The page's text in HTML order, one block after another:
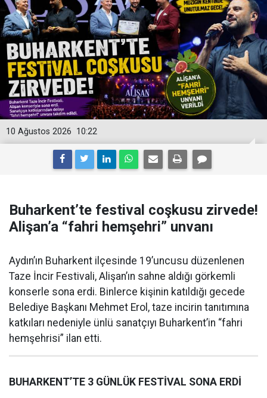
10:22
10 Ağustos 2026
Buharkent’te festival coşkusu zirvede!
Alişan’a “fahri hemşehri” unvanı
Aydın’ın Buharkent ilçesinde 19’uncusu düzenlenen
Taze İncir Festivali, Alişan’ın sahne aldığı görkemli
konserle sona erdi. Binlerce kişinin katıldığı gecede
Belediye Başkanı Mehmet Erol, taze incirin tanıtımına
katkıları nedeniyle ünlü sanatçıyı Buharkent’in “fahri
hemşehrisi” ilan etti.
BUHARKENT’TE 3 GÜNLÜK FESTİVAL SONA ERDİ